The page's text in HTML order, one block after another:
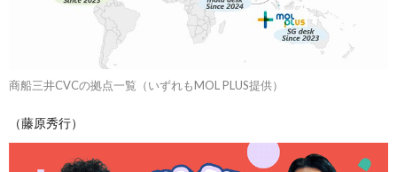
商船三井CVCの拠点一覧（いずれもMOL PLUS提供）
（藤原秀行）